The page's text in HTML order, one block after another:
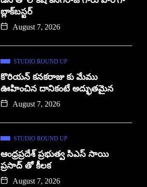
బ్లాక్‌బస్టర్
August 7, 2026
STUDIO ROUND UP
కొరియన్ కనకరాజు కు మేము
ఊహించిన దానికంటే అద్భుతమైన
August 7, 2026
STUDIO ROUND UP
ఆంధ్రప్రదేశ్ ప్రభుత్వ సిఎస్ సాయి
ప్రసాద్ తో కీలక
August 7, 2026